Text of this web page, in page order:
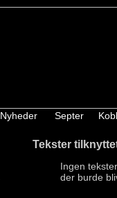
Nyheder Septer
Tekster
Ingen
der burde